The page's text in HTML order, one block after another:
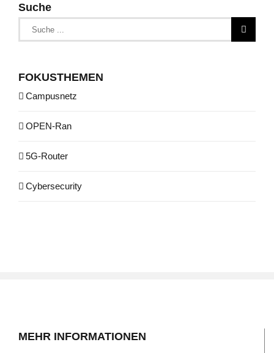
Suche
Suche
nach:
FOKUSTHEMEN
Campusnetz
OPEN-Ran
5G-Router
Cybersecurity
MEHR INFORMATIONEN